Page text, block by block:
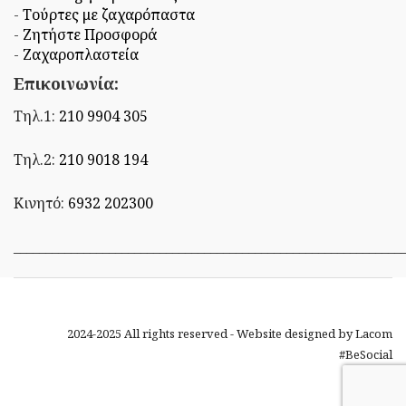
- Τούρτες με ζαχαρόπαστα
- Ζητήστε Προσφορά
- Ζαχαροπλαστεία
Επικοινωνία:
Τηλ.1: 210 9904 305
Τηλ.2: 210 9018 194
Κινητό: 6932 202300
2024-2025 All rights reserved - Website designed byLacom
#BeSocial